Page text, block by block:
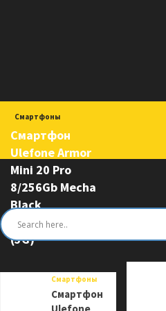
Смартфоны
Смартфон
Ulefone Armor
Mini 20 Pro
8/256Gb Mecha
Black
6975326663243
(5G)
Смартфоны
Смартфон